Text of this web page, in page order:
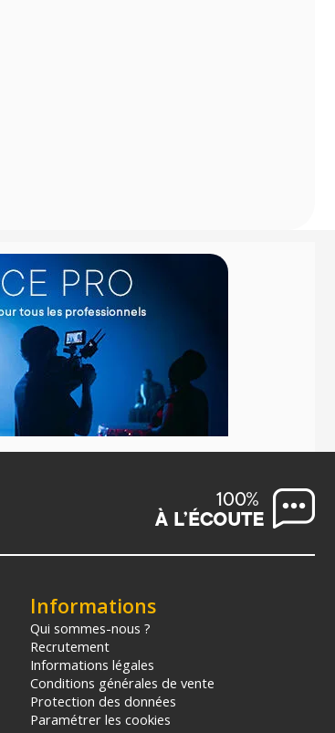
Informations
Qui sommes-nous ?
Recrutement
Informations légales
Conditions générales de vente
Protection des données
Paramétrer les cookies